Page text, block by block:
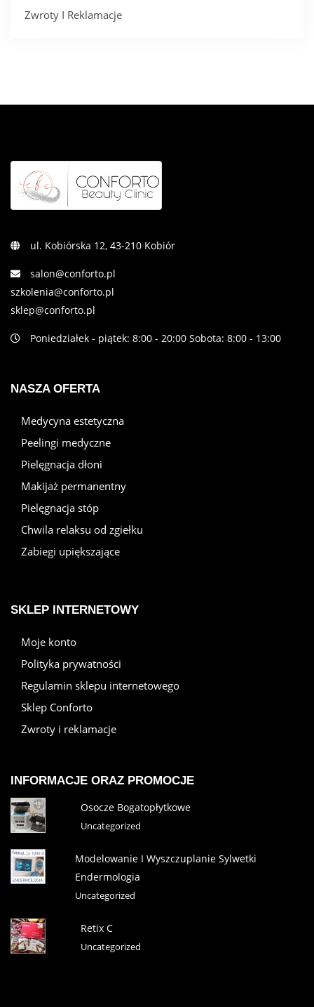
Zwroty I Reklamacje
ul. Kobiórska 12, 43-210 Kobiór
salon@conforto.pl
szkolenia@conforto.pl
sklep@conforto.pl
Poniedziałek - piątek: 8:00 - 20:00 Sobota: 8:00 - 13:00
NASZA OFERTA
Medycyna estetyczna
Peelingi medyczne
Pielęgnacja dłoni
Makijaż permanentny
Pielęgnacja stóp
Chwila relaksu od zgiełku
Zabiegi upiększające
SKLEP INTERNETOWY
Moje konto
Polityka prywatności
Regulamin sklepu internetowego
Sklep Conforto
Zwroty i reklamacje
INFORMACJE ORAZ PROMOCJE
Osocze Bogatopłytkowe
Uncategorized
Modelowanie I Wyszczuplanie Sylwetki
Endermologia
Uncategorized
Retix C
Uncategorized